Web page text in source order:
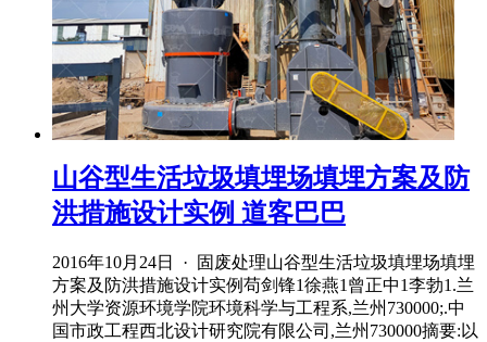
山谷型生活垃圾填埋场填埋方案及防
洪措施设计实例 道客巴巴
2016年10月24日 · 固废处理山谷型生活垃圾填埋场填埋
方案及防洪措施设计实例苟剑锋1徐燕1曾正中1李勃1.兰
州大学资源环境学院环境科学与工程系,兰州730000;.中
国市政工程西北设计研究院有限公司,兰州730000摘要:以